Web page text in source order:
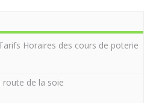
Horaires des cours de poterie
route de la soie